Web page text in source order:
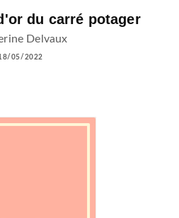
du carré potager
Delvaux
05/2022